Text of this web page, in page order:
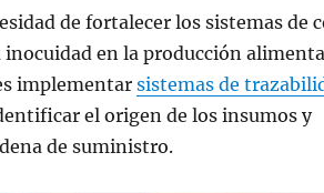
de fortalecer los sistemas de
en la producción
implementar sistemas de
el origen de los insumos y
de suministro.